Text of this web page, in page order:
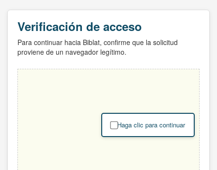
Verificación de acceso
Para continuar hacia Biblat, confirme que la solicitud
proviene de un navegador legítimo.
Haga clic para continuar